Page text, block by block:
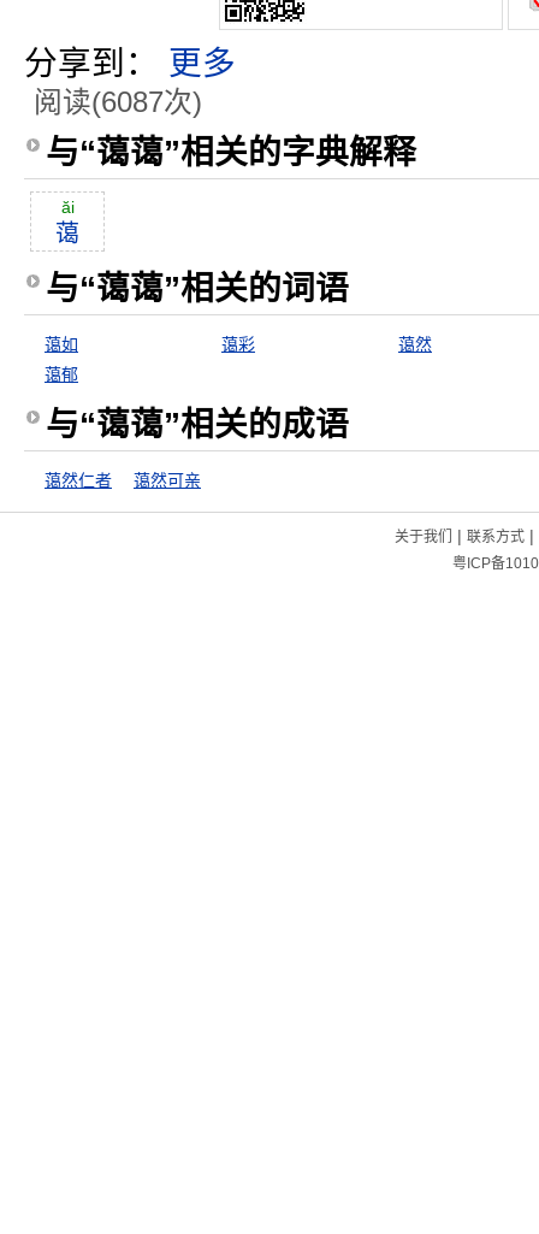
分享到： 更多
阅读(6087次)
与“蔼蔼”相关的字典解释
ăi
蔼
与“蔼蔼”相关的词语
蔼如 蔼彩
蔼然
蔼郁
与“蔼蔼”相关的成语
蔼然仁者 蔼然可亲
关于我们 | 联系方式|
粤ICP备